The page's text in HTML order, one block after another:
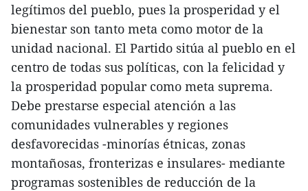
legítimos del pueblo, pues la prosperidad y el
bienestar son tanto meta como motor de la
unidad nacional. El Partido sitúa al pueblo en el
centro de todas sus políticas, con la felicidad y
la prosperidad popular como meta suprema.
Debe prestarse especial atención a las
comunidades vulnerables y regiones
desfavorecidas -minorías étnicas, zonas
montañosas, fronterizas e insulares- mediante
programas sostenibles de reducción de la